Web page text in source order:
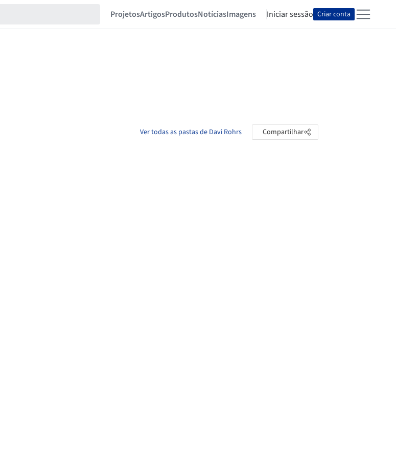
ProjetosArtigosProdutosNotíciasImagens Iniciar sessão Criar conta
Ver todas as pastas de Davi Rohrs Compartilhar